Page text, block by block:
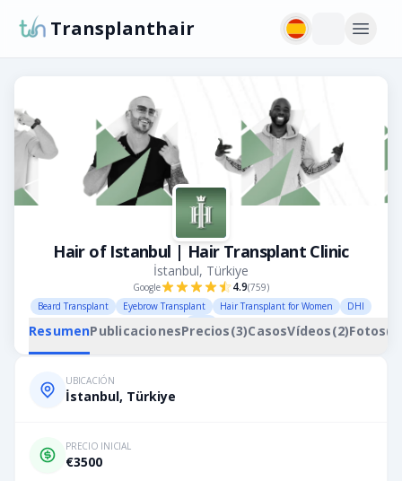
Transplanthair
Hair of Istanbul | Hair Transplant Clinic
İstanbul, Türkiye
Google 4.9(759)
Beard Transplant
Eyebrow Transplant Hair Transplant for Women
DHI
ResumenPublicacionesPrecios(3)CasosVídeos(2)Fotos(
UBICACIÓN
İstanbul, Türkiye
PRECIO INICIAL
€3500